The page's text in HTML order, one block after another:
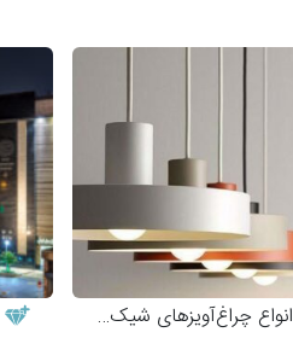
انواع چراغ‌آویزهای شیک و مدرن